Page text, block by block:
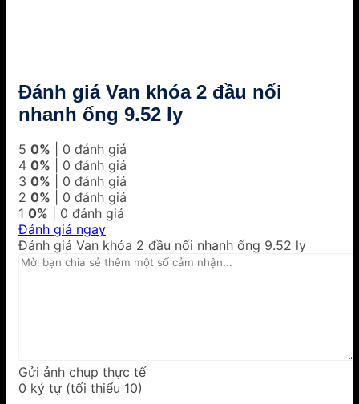
Đánh giá Van khóa 2 đầu nối
nhanh ống 9.52 ly
5 0% | 0 đánh giá
4 0% | 0 đánh giá
3 0% | 0 đánh giá
2 0% | 0 đánh giá
1 0% | 0 đánh giá
Đánh giá ngay
Đánh giá Van khóa 2 đầu nối nhanh ống 9.52 ly
Gửi ảnh chụp thực tế
0 ký tự (tối thiểu 10)